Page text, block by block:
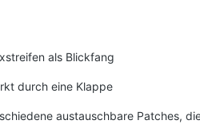
als Blickfang
durch eine Klappe
austauschbare Patches,